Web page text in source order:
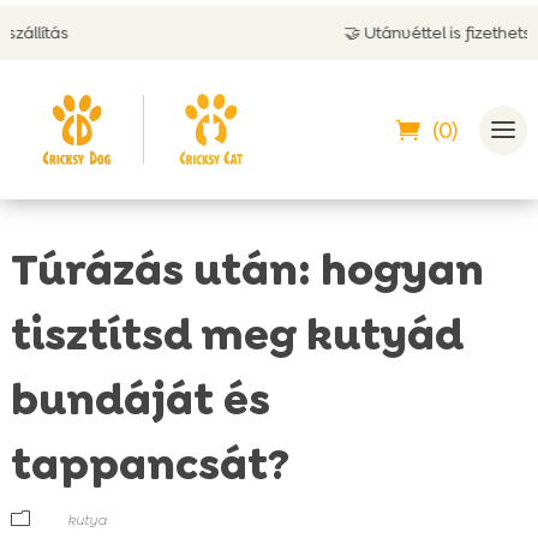
🤝 Utánvéttel is fizethetsz
(0)
Túrázás után: hogyan
tisztítsd meg kutyád
bundáját és
tappancsát?
m
kutya